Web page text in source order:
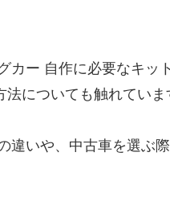
カー 自作に必要なキ
についても触れていま
違いや、中古車を選ぶ